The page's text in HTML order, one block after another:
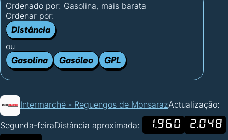
Ordenado por: Gasolina, mais barata
Ordenar por:
Distância
ou
Gasolina Gasóleo GPL
Intermarché - Reguengos de MonsarazActualização:
Segunda-feiraDistância aproximada: 1.960
2.048